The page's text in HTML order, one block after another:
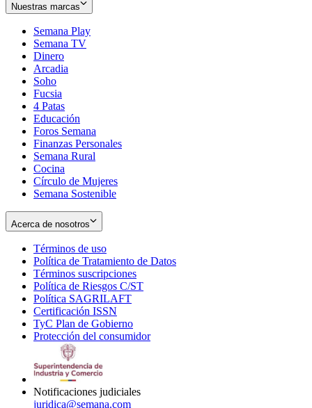
Nuestras marcas
Semana Play
Semana TV
Dinero
Arcadia
Soho
in
new
window
Fucsia
in
new
window
4 Patas
Educación
Foros Semana
Finanzas Personales
Semana Rural
Cocina
Círculo de Mujeres
Semana Sostenible
Acerca de nosotros
Términos de uso
in
new
window
Política de Tratamiento de Datos
Términos suscripciones
in
Política de Riesgos C/ST
Política SAGRILAFT
new
window
Certificación ISSN
in
new
TyC Plan de Gobierno
in
Protección del consumidorOpens
Notificaciones judiciales
juridica@semana.com